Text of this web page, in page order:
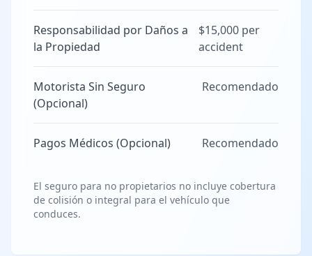
Responsabilidad por Daños a
la Propiedad
$15,000 per
accident
Motorista Sin Seguro
(Opcional)
Recomendado
Pagos Médicos (Opcional) Recomendado
El seguro para no propietarios no incluye cobertura
de colisión o integral para el vehículo que
conduces.